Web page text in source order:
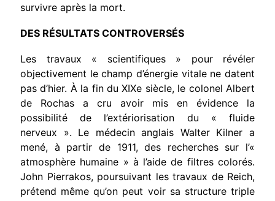
survivre après la mort.
DES RÉSULTATS CONTROVERSÉS
Les travaux « scientifiques » pour révéler
objectivement le champ d’énergie vitale ne datent
pas d’hier. À la fin du XIXe siècle, le colonel Albert
de Rochas a cru avoir mis en évidence la
possibilité de l’extériorisation du « fluide
nerveux ». Le médecin anglais Walter Kilner a
mené, à partir de 1911, des recherches sur l’«
atmosphère humaine » à l’aide de filtres colorés.
John Pierrakos, poursuivant les travaux de Reich,
prétend même qu’on peut voir sa structure triple